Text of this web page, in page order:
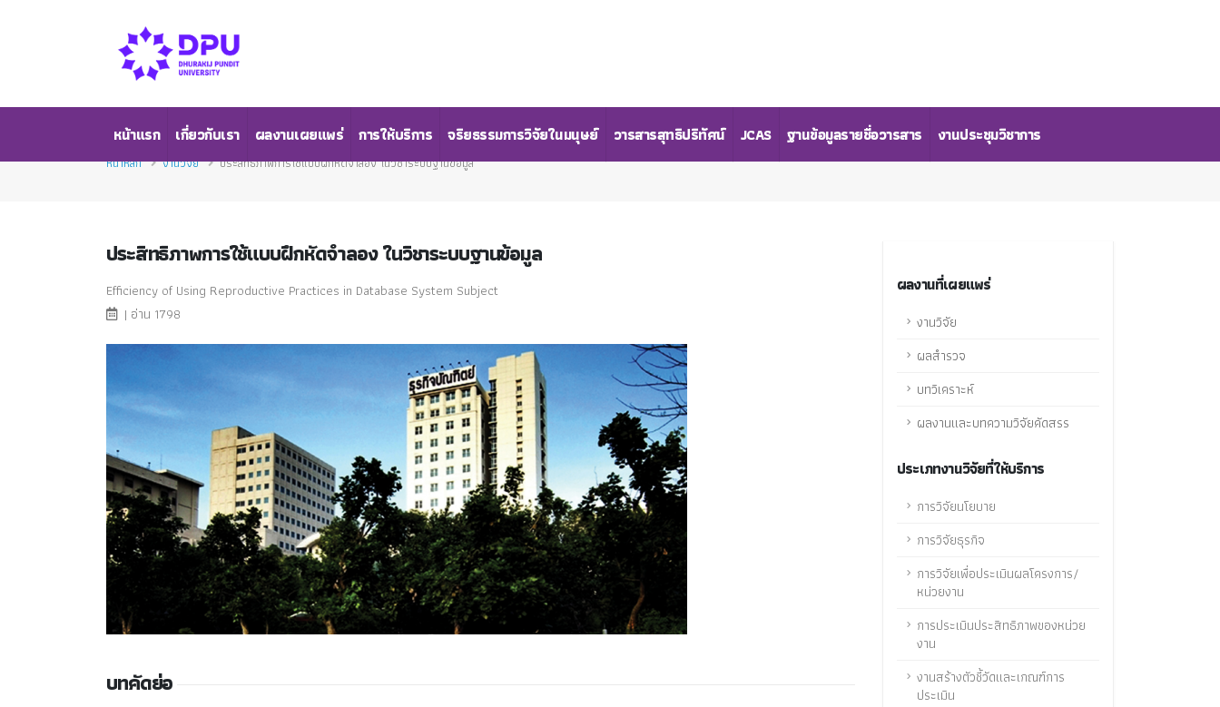
หน้าแรก เกี่ยวกับเรา ผลงานเผยแพร่ การให้บริการ จริยธรรมการวิจัยในมนุษย์ วารสารสุทธิปริทัศน์ JCAS ฐานข้อมูลรายชื่อวารสาร งานประชุมวิชาการ
หน้าหลัก งานวิจัย ประสิทธิภาพการใช้แบบฝึกหัดจำลอง ในวิชาระบบฐานข้อมูล
ประสิทธิภาพการใช้แบบฝึกหัดจำลอง ในวิชาระบบฐานข้อมูล
Efficiency of Using Reproductive Practices in Database System Subject
| อ่าน 1798
บทคัดย่อ
ผลงานที่เผยแพร่
งานวิจัย
ผลสำรวจ
บทวิเคราะห์
ผลงานและบทความวิจัยคัดสรร
ประเภทงานวิจัยที่ให้บริการ
การวิจัยนโยบาย
การวิจัยธุรกิจ
การวิจัยเพื่อประเมินผลโครงการ/
หน่วยงาน
การประเมินประสิทธิภาพของหน่วย
งาน
งานสร้างตัวชี้วัดและเกณฑ์การ
ประเมิน